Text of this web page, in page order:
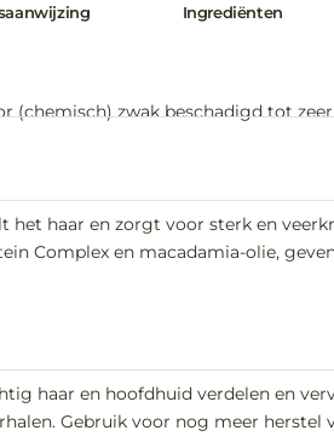
Ingrediënten
(chemisch) zwak beschadigd tot
haar en zorgt voor sterk en
Complex en macadamia-olie,
haar en hoofdhuid verdelen en
Gebruik voor nog meer